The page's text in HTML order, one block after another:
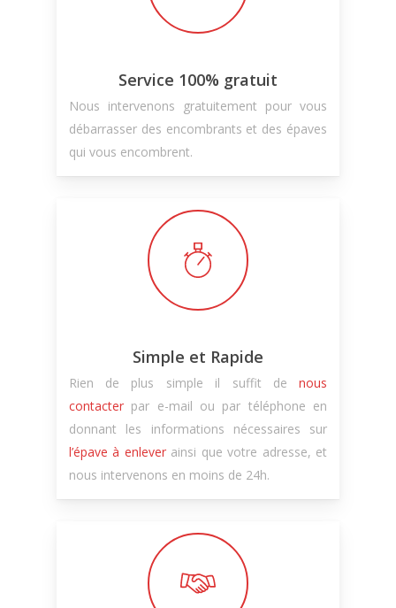
Service 100% gratuit
Nous intervenons gratuitement pour vous
débarrasser des encombrants et des épaves
qui vous encombrent.
Simple et Rapide
Rien de plus simple il suffit denous
contacterpar e-mail ou par téléphone en
donnant les informations nécessaires sur
l’épave à enleverainsi que votre adresse, et
nous intervenons en moins de 24h.